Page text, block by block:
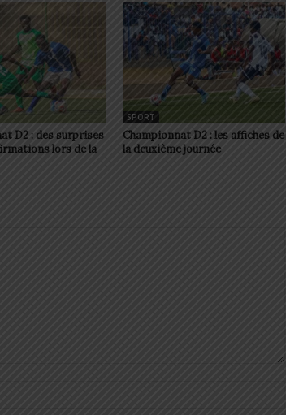
D2 : des surprises
lors de la
SPORT
Championnat D2 : les affiches de
la deuxième journée